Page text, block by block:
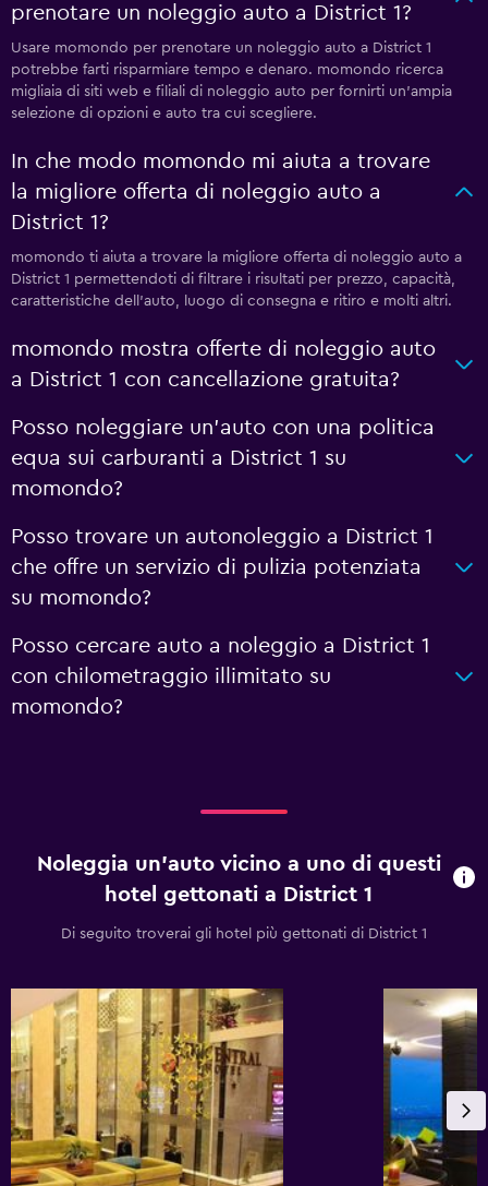
prenotare un noleggio auto a District 1?
Usare momondo per prenotare un noleggio auto a District 1
potrebbe farti risparmiare tempo e denaro. momondo ricerca
migliaia di siti web e filiali di noleggio auto per fornirti un'ampia
selezione di opzioni e auto tra cui scegliere.
In che modo momondo mi aiuta a trovare
la migliore offerta di noleggio auto a
District 1?
momondo ti aiuta a trovare la migliore offerta di noleggio auto a
District 1 permettendoti di filtrare i risultati per prezzo, capacità,
caratteristiche dell'auto, luogo di consegna e ritiro e molti altri.
momondo mostra offerte di noleggio auto
a District 1 con cancellazione gratuita?
Posso noleggiare un'auto con una politica
equa sui carburanti a District 1 su
momondo?
Posso trovare un autonoleggio a District 1
che offre un servizio di pulizia potenziata
su momondo?
Posso cercare auto a noleggio a District 1
con chilometraggio illimitato su
momondo?
Noleggia un'auto vicino a uno di questi
hotel gettonati a District 1
Di seguito troverai gli hotel più gettonati di District 1